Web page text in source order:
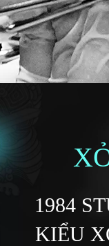
1984
KIỂU